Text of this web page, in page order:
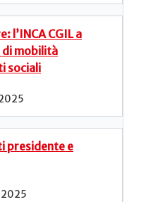
l’INCA CGIL a
di mobilità
sociali
presidente e